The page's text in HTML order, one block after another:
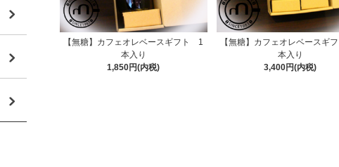
【無糖】カフェオレベースギフト 1
本入り
1,850円(内税)
【無糖】カフェオレベースギ
本入り
3,400円(内税)